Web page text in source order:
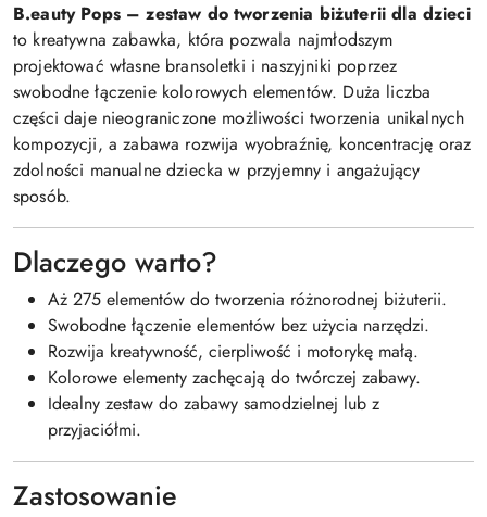
B.eauty Pops – zestaw do tworzenia biżuterii dla dzieci
to kreatywna zabawka, która pozwala najmłodszym
projektować własne bransoletki i naszyjniki poprzez
swobodne łączenie kolorowych elementów. Duża liczba
części daje nieograniczone możliwości tworzenia unikalnych
kompozycji, a zabawa rozwija wyobraźnię, koncentrację oraz
zdolności manualne dziecka w przyjemny i angażujący
sposób.
Dlaczego warto?
Aż 275 elementów do tworzenia różnorodnej biżuterii.
Swobodne łączenie elementów bez użycia narzędzi.
Rozwija kreatywność, cierpliwość i motorykę małą.
Kolorowe elementy zachęcają do twórczej zabawy.
Idealny zestaw do zabawy samodzielnej lub z
przyjaciółmi.
Zastosowanie